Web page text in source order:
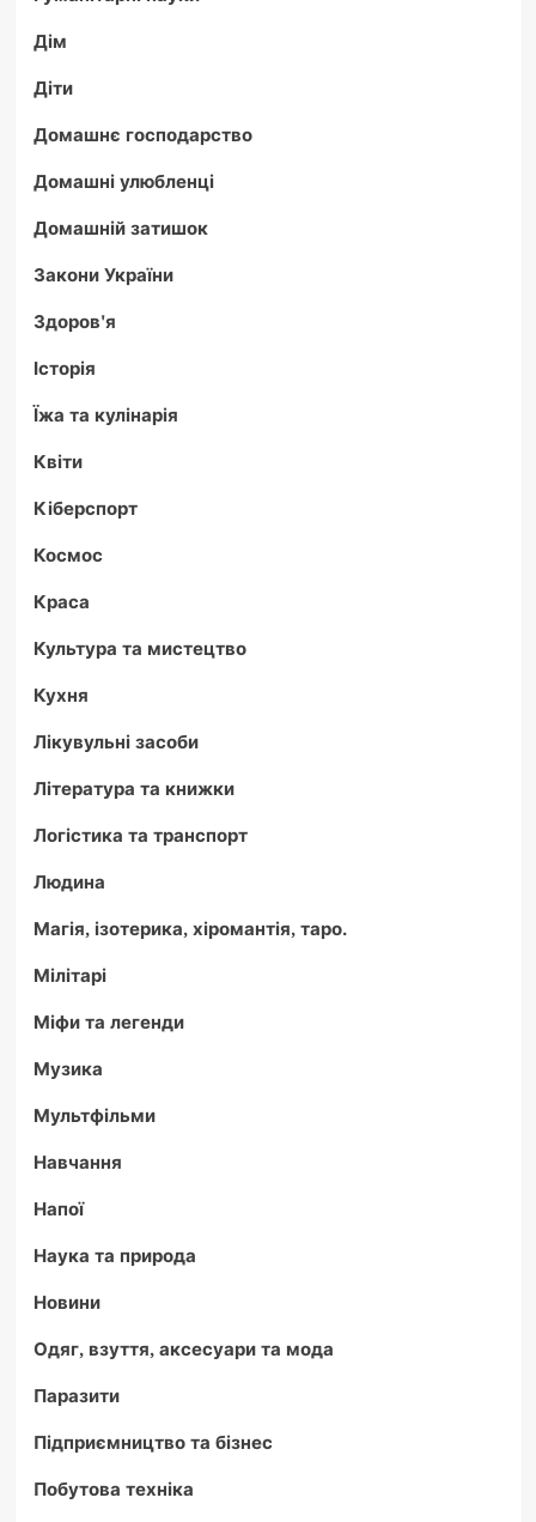
Дім
Діти
Домашнє господарство
Домашні улюбленці
Домашній затишок
Закони України
Здоров'я
Історія
Їжа та кулінарія
Квіти
Кіберспорт
Космос
Краса
Культура та мистецтво
Кухня
Лікувульні засоби
Література та книжки
Логістика та транспорт
Людина
Магія, ізотерика, хіромантія, таро.
Мілітарі
Міфи та легенди
Музика
Мультфільми
Навчання
Напої
Наука та природа
Новини
Одяг, взуття, аксесуари та мода
Паразити
Підприємництво та бізнес
Побутова техніка